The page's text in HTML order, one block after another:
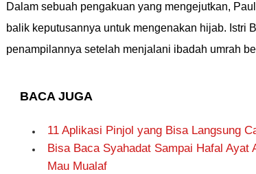
Dalam sebuah pengakuan yang mengejutkan,
balik keputusannya untuk mengenakan hijab. Istri
penampilannya setelah menjalani ibadah umrah
BACA JUGA
11 Aplikasi Pinjol yang Bisa Langsung
Bisa Baca Syahadat Sampai Hafal Ayat
Mau Mualaf